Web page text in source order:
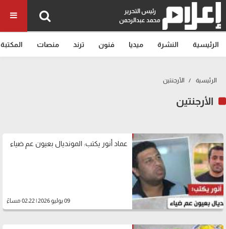
رئيس التحرير
محمد عبدالرحمن
الرئيسية النشرة ميديا فنون ترند منصات المكتبة
الرئيسية الأرجنتين
الأرجنتين
عماد أنور يكتب: المونديال بعيون عم ضياء
09 يوليو 2026 | 02:22 مساءً